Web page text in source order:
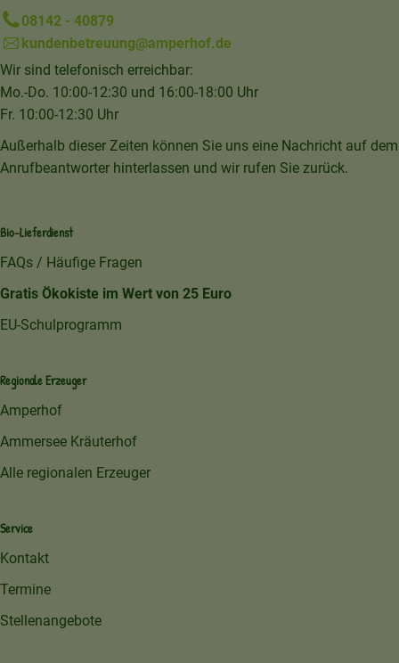
08142 - 40879
kundenbetreuung@amperhof.de
Wir sind telefonisch erreichbar:
Mo.-Do. 10:00-12:30 und 16:00-18:00 Uhr
Fr. 10:00-12:30 Uhr
Außerhalb dieser Zeiten können Sie uns eine Nachricht auf dem
Anrufbeantworter hinterlassen und wir rufen Sie zurück.
Bio-Lieferdienst
FAQs / Häufige Fragen
Gratis Ökokiste im Wert von 25 Euro
EU-Schulprogramm
Regionale Erzeuger
Amperhof
Ammersee Kräuterhof
Alle regionalen Erzeuger
Service
Kontakt
Termine
Stellenangebote